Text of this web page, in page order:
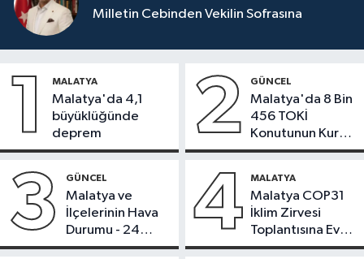
Milletin Cebinden Vekilin Sofrasına
1 MALATYA
Malatya'da 4,1
büyüklüğünde
deprem
2 GÜNCEL
Malatya'da 8 Bin
456 TOKİ
Konutunun Kurası
Bugün Çekiliyor
3 GÜNCEL
Malatya ve
İlçelerinin Hava
Durumu - 24
Temmuz 2026
4 MALATYA
Malatya COP31
İklim Zirvesi
Toplantısına Ev
Sahipliği Yaptı